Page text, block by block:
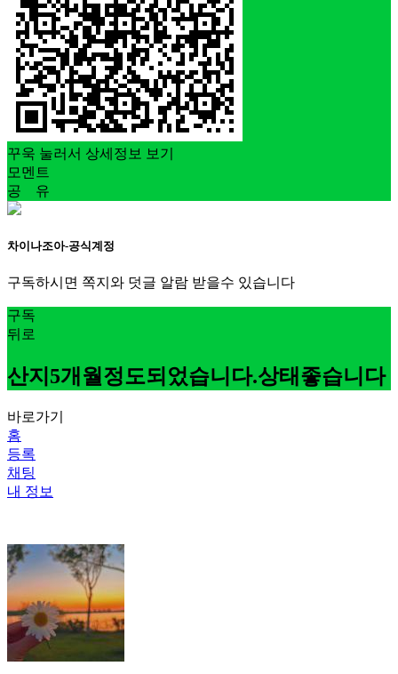
꾸욱 눌러서 상세정보 보기
모멘트
공 유
차이나조아-공식계정
구독하시면 쪽지와 덧글 알람 받을수 있습니다
구독
뒤로
산지5개월정도되었습니다.상태좋습니다
바로가기
홈
등록
채팅
내 정보